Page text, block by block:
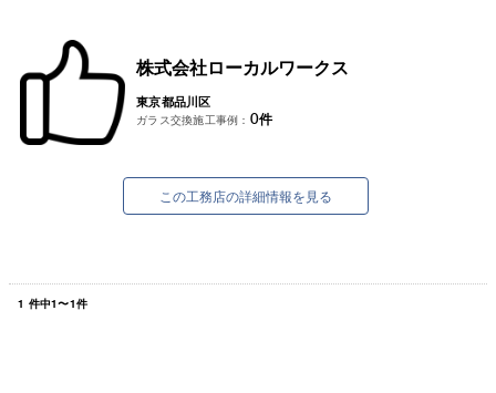
株式会社ローカルワークス
東京都品川区
ガラス交換施工事例： 0件
この工務店の詳細情報を見る
1 件中1〜1件